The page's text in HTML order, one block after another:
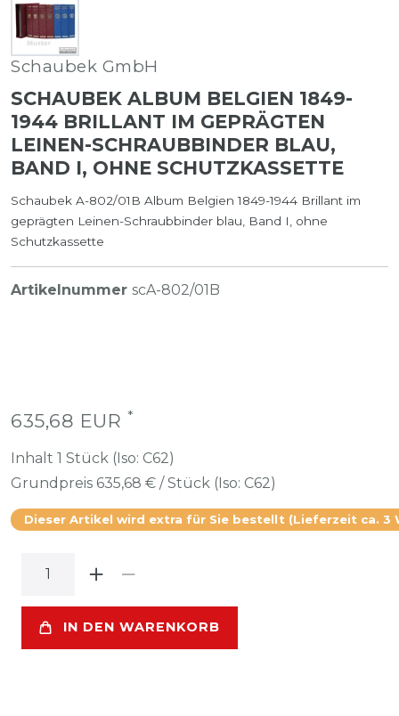
Schaubek GmbH
SCHAUBEK ALBUM BELGIEN 1849-
1944 BRILLANT IM GEPRÄGTEN
LEINEN-SCHRAUBBINDER BLAU,
BAND I, OHNE SCHUTZKASSETTE
Schaubek A-802/01B Album Belgien 1849-1944 Brillant im
geprägten Leinen-Schraubbinder blau, Band I, ohne
Schutzkassette
Artikelnummer scA-802/01B
635,68 EUR *
Inhalt 1 Stück (Iso: C62)
Grundpreis 635,68 € / Stück (Iso: C62)
Dieser Artikel wird extra für Sie bestellt (Lieferzeit ca. 3
IN DEN WARENKORB